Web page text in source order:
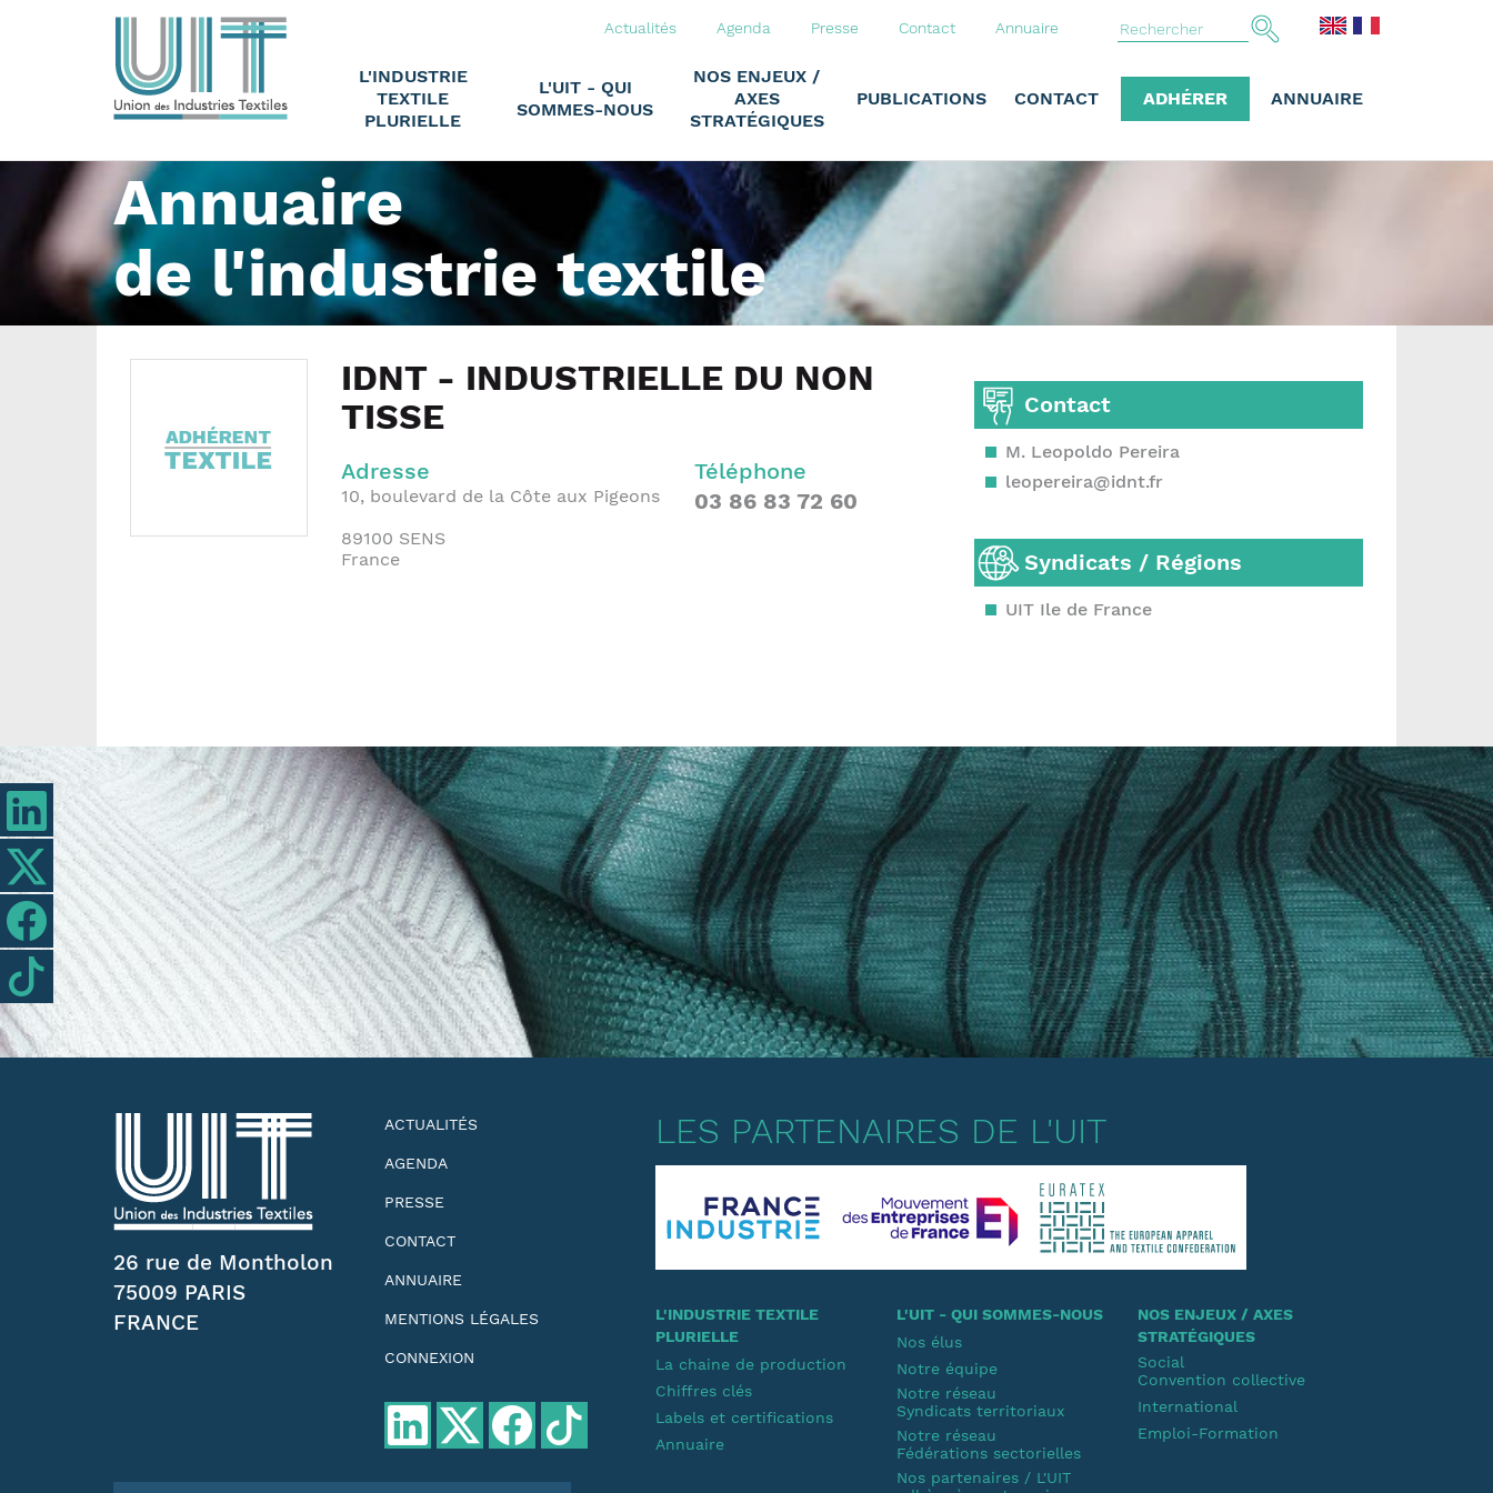
Actualités Agenda Presse Contact Annuaire
L'INDUSTRIE
TEXTILE
PLURIELLE
L'UIT - QUI
SOMMES-NOUS
NOS ENJEUX /
AXES
STRATÉGIQUES
PUBLICATIONS CONTACT ADHÉRER ANNUAIRE
Annuaire
de l'industrie textile
IDNT - INDUSTRIELLE DU NON
TISSE
Adresse
10, boulevard de la Côte aux Pigeons
89100 SENS
France
Téléphone
03 86 83 72 60
Contact
M. Leopoldo Pereira
leopereira@idnt.fr
Syndicats / Régions
UIT Ile de France
26 rue de Montholon
75009 PARIS
FRANCE
ACTUALITÉS
AGENDA
PRESSE
CONTACT
ANNUAIRE
MENTIONS LÉGALES
CONNEXION
LES PARTENAIRES DE L'UIT
L'INDUSTRIE TEXTILE
PLURIELLE
La chaine de production
Chiffres clés
Labels et certifications
Annuaire
L'UIT - QUI SOMMES-NOUS
Nos élus
Notre équipe
Notre réseau
Syndicats territoriaux
Notre réseau
Fédérations sectorielles
Nos partenaires / L'UIT
NOS ENJEUX / AXES
STRATÉGIQUES
Social
Convention collective
International
Emploi-Formation